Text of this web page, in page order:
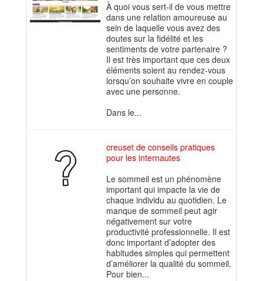
À quoi vous sert-il de vous mettre
dans une relation amoureuse au
sein de laquelle vous avez des
doutes sur la fidélité et les
sentiments de votre partenaire ?
Il est très important que ces deux
éléments soient au rendez-vous
lorsqu’on souhaite vivre en couple
avec une personne.
Dans le...
creuset de conseils pratiques
pour les internautes
Le sommeil est un phénomène
important qui impacte la vie de
chaque individu au quotidien. Le
manque de sommeil peut agir
négativement sur votre
productivité professionnelle. Il est
donc important d’adopter des
habitudes simples qui permettent
d’améliorer la qualité du sommeil.
Pour bien...